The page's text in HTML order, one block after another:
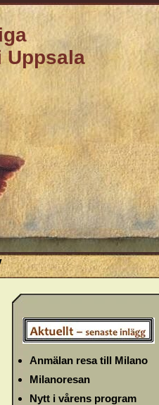
Uppsala
Anmälan resa till Milano
Milanoresan
Nytt i vårens program